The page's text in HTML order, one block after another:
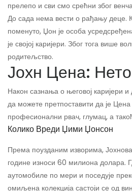
прелепо и сви смо срећни због
До сада нема вести о рађању деце.
поменуто, Џон је особа
је својој каријери. Због тога више
родитељство.
Јохн Цена:
Након сазнања о његовој каријери
да можете претпоставити да је
професионални рвач, глумац, а
Колико Вреди Џими Џонсон
Према поузданим изворима,
године износи 60 милиона долара.
аутомобиле по мери и поседује
омиљена колекција састоји се од